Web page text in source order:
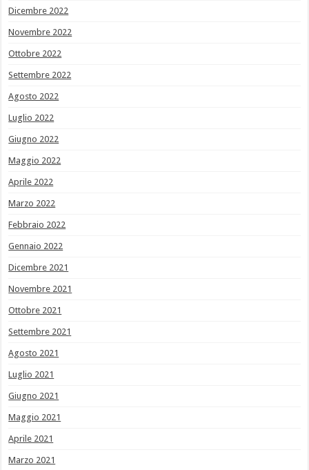
Dicembre 2022
Novembre 2022
Ottobre 2022
Settembre 2022
Agosto 2022
Luglio 2022
Giugno 2022
Maggio 2022
Aprile 2022
Marzo 2022
Febbraio 2022
Gennaio 2022
Dicembre 2021
Novembre 2021
Ottobre 2021
Settembre 2021
Agosto 2021
Luglio 2021
Giugno 2021
Maggio 2021
Aprile 2021
Marzo 2021